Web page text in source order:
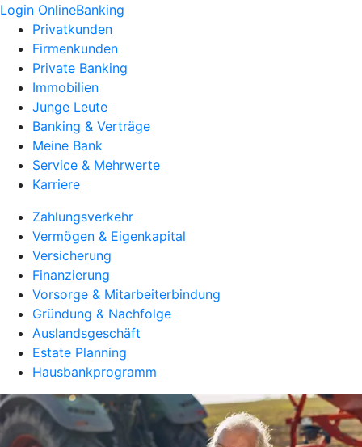
Login OnlineBanking
Privatkunden
Firmenkunden
Private Banking
Immobilien
Junge Leute
Banking & Verträge
Meine Bank
Service & Mehrwerte
Karriere
Zahlungsverkehr
Vermögen & Eigenkapital
Versicherung
Finanzierung
Vorsorge & Mitarbeiterbindung
Gründung & Nachfolge
Auslandsgeschäft
Estate Planning
Hausbankprogramm